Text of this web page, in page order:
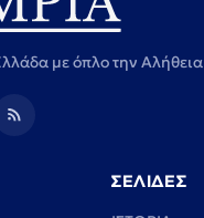
με όπλο την Αλήθεια
ΣΕΛΙΔΕΣ